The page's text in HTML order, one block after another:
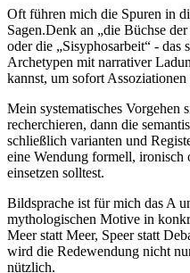
Oft führen mich die ‍Spuren ⁢in
Sagen.Denk an ‌„die Büchse
oder die „Sisyphosarbeit“ -​
Archetypen⁤ mit narrativer
kannst, um ​sofort
Mein​ systematisches ⁢Vorgehen
recherchieren, dann die
schließlich varianten​ und
eine Wendung formell,
einsetzen solltest.
Bildsprache ​ist für mich das A
mythologischen Motive in
Meer statt Meer,⁢ Speer statt
wird die⁢ Redewendung nicht
nützlich.